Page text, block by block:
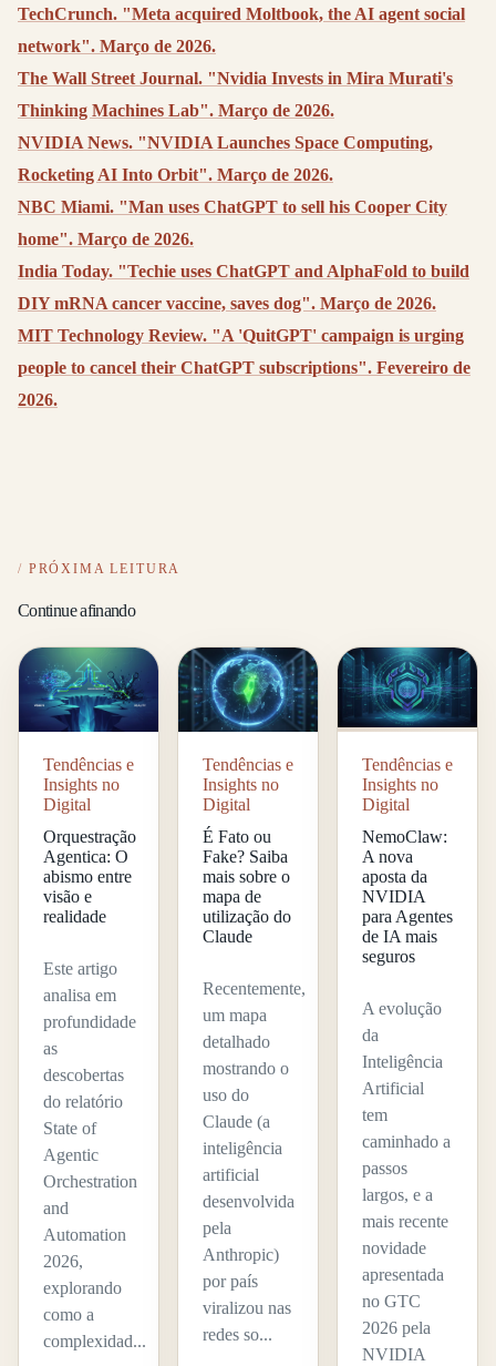
TechCrunch. "Meta acquired Moltbook, the AI agent social
network". Março de 2026.
The Wall Street Journal. "Nvidia Invests in Mira Murati's
Thinking Machines Lab". Março de 2026.
NVIDIA News. "NVIDIA Launches Space Computing,
Rocketing AI Into Orbit". Março de 2026.
NBC Miami. "Man uses ChatGPT to sell his Cooper City
home". Março de 2026.
India Today. "Techie uses ChatGPT and AlphaFold to build
DIY mRNA cancer vaccine, saves dog". Março de 2026.
MIT Technology Review. "A 'QuitGPT' campaign is urging
people to cancel their ChatGPT subscriptions". Fevereiro de
2026.
PRÓXIMA LEITURA
Continue afinando
Tendências e
Insights no
Digital
Orquestração
Agentica: O
abismo entre
visão e
realidade
Este artigo
analisa em
profundidade
as
descobertas
do relatório
State of
Agentic
Orchestration
and
Automation
2026,
explorando
como a
complexidad...
Tendências e
Insights no
Digital
É Fato ou
Fake? Saiba
mais sobre o
mapa de
utilização do
Claude
Recentemente,
um mapa
detalhado
mostrando o
uso do
Claude (a
inteligência
artificial
desenvolvida
pela
Anthropic)
por país
viralizou nas
redes so...
Tendências e
Insights no
Digital
NemoClaw:
A nova
aposta da
NVIDIA
para Agentes
de IA mais
seguros
A evolução
da
Inteligência
Artificial
tem
caminhado a
passos
largos, e a
mais recente
novidade
apresentada
no GTC
2026 pela
NVIDIA